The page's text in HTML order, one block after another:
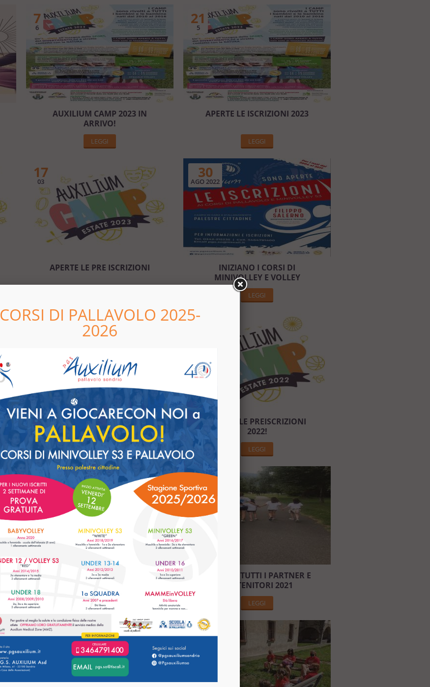
7
6
AUXILIUM CAMP 2023 IN
ARRIVO!
LEGGI
21
5
APERTE LE ISCRIZIONI 2023
LEGGI
17
03
APERTE LE PRE ISCRIZIONI
30
AGO 2022
INIZIANO I CORSI DI
MINIVOLLEY E VOLLEY
LEGGI
11
TUTTA LA DOCUMENTAZIONE
2022 E' ON LINE!
LEGGI
05
APERTE LE PREISCRIZIONI
2022!
LEGGI
5
8
UNA ESTATE DI
AUXILIUM [...]
LEGGI
28
GIU
GRAZIE A TUTTI I PARTNER E
SOSTENITORI 2021
LEGGI
13 28
CORSI DI PALLAVOLO 2025-
2026